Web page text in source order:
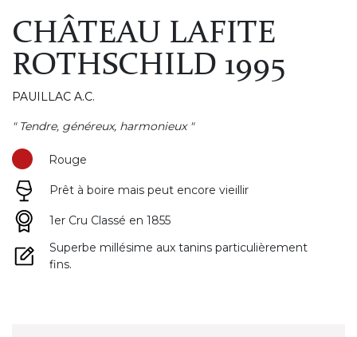
CHÂTEAU LAFITE
ROTHSCHILD 1995
PAUILLAC A.C.
" Tendre, généreux, harmonieux "
Rouge
Prêt à boire mais peut encore vieillir
1er Cru Classé en 1855
Superbe millésime aux tanins particulièrement
fins.